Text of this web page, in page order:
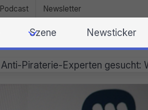
Podcast Newsletter
Szene Newsticker
Anti-Piraterie-Experten gesucht: